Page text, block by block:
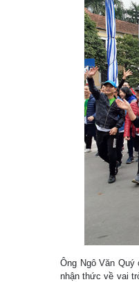
Ông Ngô Văn Quý
nhận thức về vai